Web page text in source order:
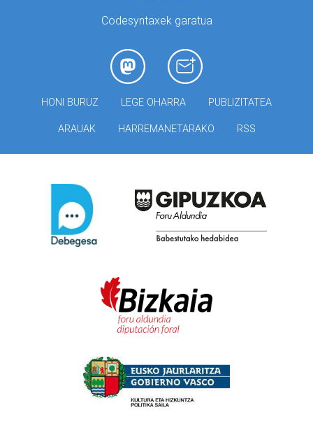
Codesyntaxek garatua
HONI BURUZ LEGE OHARRA PUBLIZITATEA
ARAUAK HARREMANETARAKO RSS